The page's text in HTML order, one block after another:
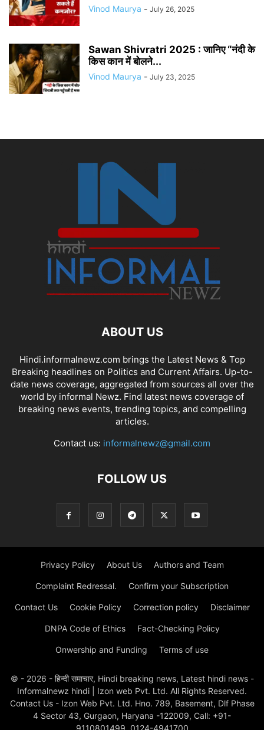
Vinod Maurya - July 26, 2025
Sawan Shivratri 2025 : जानिए “नंदी के
किस कान में बोलने...
Vinod Maurya - July 23, 2025
ABOUT US
Hindi.informalnewz.com brings the Latest News & Top
Breaking headlines on Politics and Current Affairs. Up-to-
date news coverage, aggregated from sources all over the
world by informal Newz. Find latest news coverage of
breaking news events, trending topics, and compelling
articles.
Contact us: informalnewz@gmail.com
FOLLOW US
Privacy Policy About Us Authors and Team
Complaint Redressal. Confirm your Subscription
Contact Us Cookie Policy Correction policy Disclaimer
DNPA Code of Ethics Fact-Checking Policy
Onwership and Funding Terms of use
© - 2026 - हिन्दी समाचार, Hindi breaking news, Latest hindi news -
Informalnewz hindi | Izon web Pvt. Ltd. All Rights Reserved.
Contact Us - Izon Web Pvt. Ltd. Hno. 789, Basement, Dlf Phase
4 Sector 43, Gurgaon, Haryana -122009, Call: +91-
9110801499, 0124-4941700